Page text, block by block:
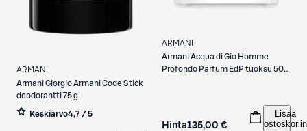
ARMANI
ArmaniGiorgio Armani Code Stick
deodorantti 75 g
Keskiarvo4,7 / 5
ARMANI
ArmaniAcqua di Gio Homme
Profondo Parfum EdP tuoksu 50
Hinta135,00 €
Lisää
ostoskoriin